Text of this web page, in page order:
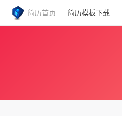
简历首页 简历模板下载